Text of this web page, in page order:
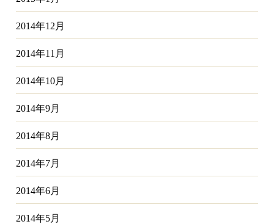
2014年12月
2014年11月
2014年10月
2014年9月
2014年8月
2014年7月
2014年6月
2014年5月